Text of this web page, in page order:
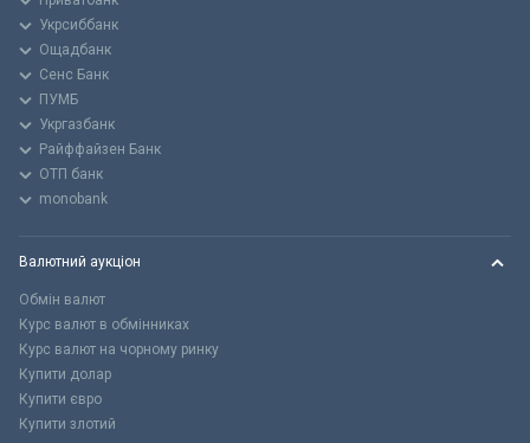
Укрсиббанк
Ощадбанк
Сенс Банк
ПУМБ
Укргазбанк
Райффайзен Банк
ОТП банк
monobank
Валютний аукціон
Обмін валют
Курс валют в обмінниках
Курс валют на чорному ринку
Купити долар
Купити євро
Купити злотий